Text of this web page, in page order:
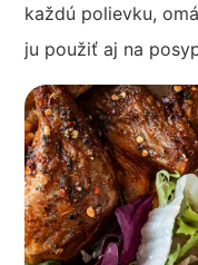
každú polievku,
ju použiť aj na